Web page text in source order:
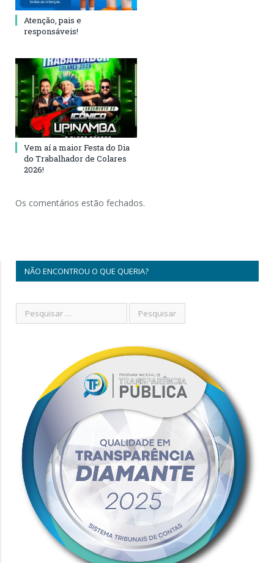
Atenção, pais e
responsáveis!
Vem aí a maior Festa do Dia
do Trabalhador de Colares
2026!
Os comentários estão fechados.
NÃO ENCONTROU O QUE QUERIA?